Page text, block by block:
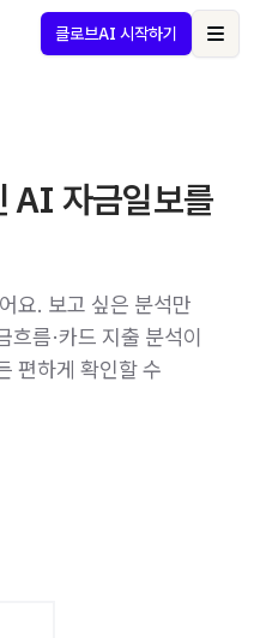
클로브AI 시작하기
AI 자금일보를
요. 보고 싶은 분석만
름·카드 지출 분석이
편하게 확인할 수